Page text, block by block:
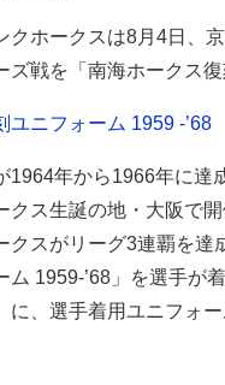
ホークスは8月4日、
ズ戦を「南海ホークス
ユニフォーム 1959 -’68
年から1966年に達
クス生誕の地・大阪で
クスがリーグ3連覇を達
ム 1959-’68」を選手が
に、選手着用ユニフォ